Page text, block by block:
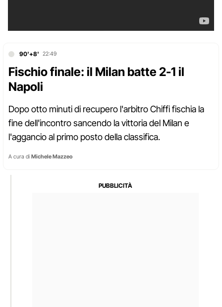
90'+8' 22:49
Fischio finale: il Milan batte 2-1 il
Napoli
Dopo otto minuti di recupero l'arbitro Chiffi fischia la
fine dell'incontro sancendo la vittoria del Milan e
l'aggancio al primo posto della classifica.
A cura di Michele Mazzeo